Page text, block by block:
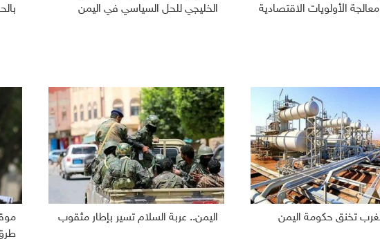
الأولويات الاقتصادية
الخليجي للحل السياسي في اليمن
تخنق حكومة اليمن اليمن.. عربة السلام تسير بإطار مثقوب